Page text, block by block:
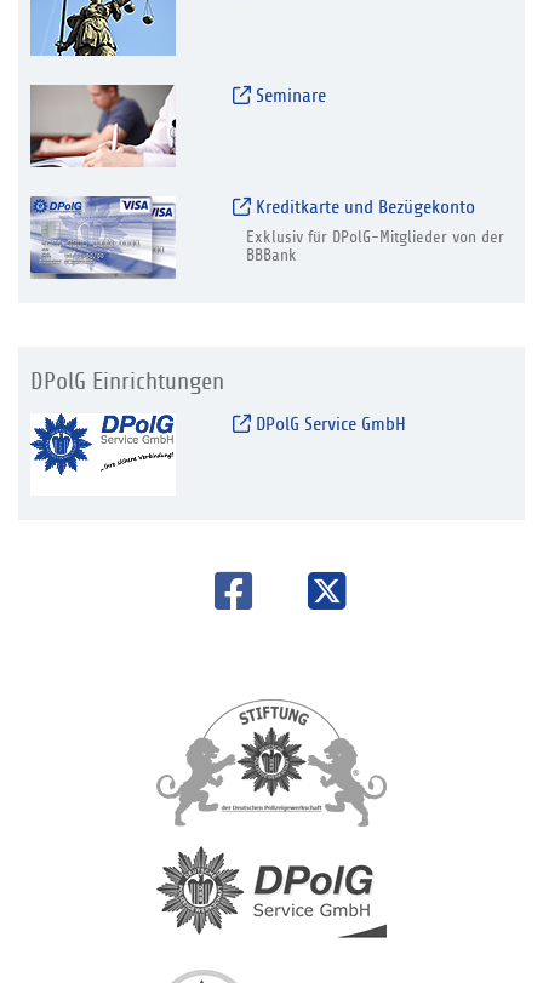
Seminare
Kreditkarte und Bezügekonto
Exklusiv für DPolG-Mitglieder von der
BBBank
DPolG Einrichtungen
DPolG Service GmbH